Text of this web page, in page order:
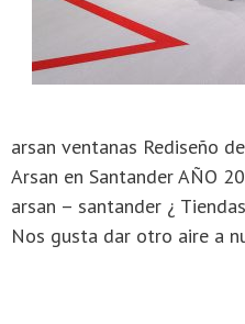
arsan ventanas Rediseño
Arsan en Santander AÑO
arsan – santander ¿
Nos gusta dar otro aire a